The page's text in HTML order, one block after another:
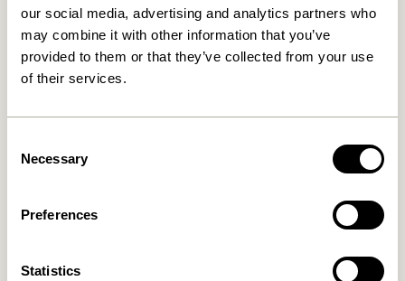
our social media, advertising and analytics partners who
may combine it with other information that you’ve
provided to them or that they’ve collected from your use
of their services.
Selection
Necessary
Preferences
Statistics